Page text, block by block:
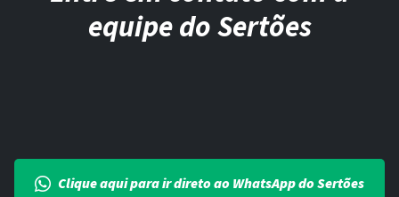
equipe do Sertões
Clique aqui para ir direto ao WhatsApp do Sertões